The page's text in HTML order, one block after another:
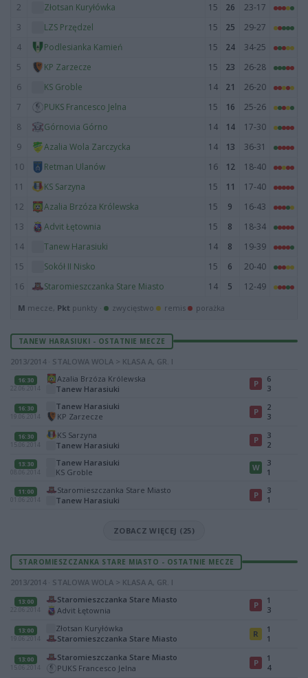
2 Złotsan Kuryłówka 15 26
23-17
3
LZS Przędzel 15 25
29-27
4
Podlesianka Kamień 15 24
34-25
5
KP Zarzecze 15 23
26-28
6
KS Groble 14 21
26-20
7
PUKS Francesco Jelna 15 16
25-26
8
Górnovia Górno 14 14
17-30
9
Azalia Wola Zarczycka 14 13
36-31
10
Retman Ulanów 16 12
18-40
11
KS Sarzyna 15 11
17-40
12
Azalia Brzóza Królewska 15 9
16-43
13
Advit Łętownia 15 8
18-34
14
Tanew Harasiuki 14 8
19-39
15
Sokół II Nisko 15 6
20-40
16
Staromieszczanka Stare Miasto 14 5 12-49
M mecze, Pkt punkty · zwycięstwo remis porażka
TANEW HARASIUKI - OSTATNIE MECZE
2013/2014 · STALOWA WOLA > KLASA A, GR. I
16:30
22.06.2014
Azalia Brzóza Królewska
Tanew Harasiuki
P
6
3
16:30
19.06.2014
Tanew Harasiuki
KP Zarzecze
P
2
3
16:30
15.06.2014
KS Sarzyna
Tanew Harasiuki
P
3
2
13:30
08.06.2014
Tanew Harasiuki
KS Groble
W
3
1
11:00
01.06.2014
Staromieszczanka Stare Miasto
Tanew Harasiuki
P
3
1
ZOBACZ WIĘCEJ (25)
STAROMIESZCZANKA STARE MIASTO - OSTATNIE MECZE
2013/2014 · STALOWA WOLA > KLASA A, GR. I
13:00
22.06.2014
Staromieszczanka Stare Miasto
Advit Łętownia
P
1
3
13:00
19.06.2014
Złotsan Kuryłówka
Staromieszczanka Stare Miasto
R
1
1
13:00
15.06.2014
Staromieszczanka Stare Miasto
PUKS Francesco Jelna
P
1
4